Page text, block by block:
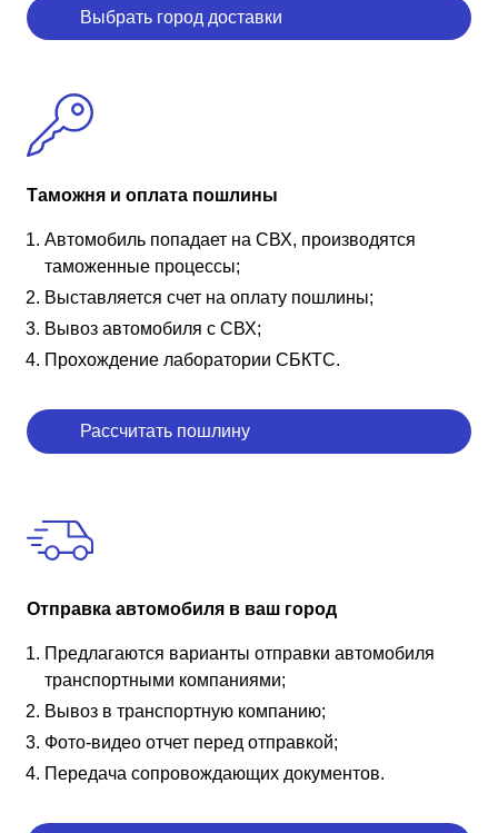
Выбрать город доставки
Таможня и оплата пошлины
Автомобиль попадает на СВХ, производятся
таможенные процессы;
Выставляется счет на оплату пошлины;
Вывоз автомобиля с СВХ;
Прохождение лаборатории СБКТС.
Рассчитать пошлину
Отправка автомобиля в ваш город
Предлагаются варианты отправки автомобиля
транспортными компаниями;
Вывоз в транспортную компанию;
Фото-видео отчет перед отправкой;
Передача сопровождающих документов.